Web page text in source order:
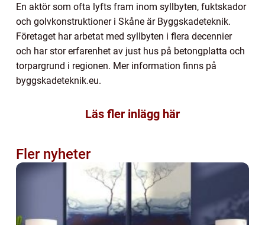
En aktör som ofta lyfts fram inom syllbyten, fuktskador
och golvkonstruktioner i Skåne är Byggskadeteknik.
Företaget har arbetat med syllbyten i flera decennier
och har stor erfarenhet av just hus på betongplatta och
torpargrund i regionen. Mer information finns på
byggskadeteknik.eu.
Läs fler inlägg här
Fler nyheter